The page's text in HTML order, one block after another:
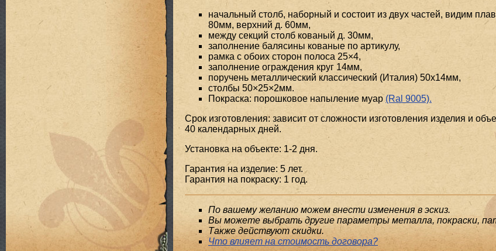
начальный столб, наборный и состоит из двух частей, видим
80мм, верхний д. 60мм,
между секций столб кованый д. 30мм,
заполнение балясины кованые по артикулу,
рамка с обоих сторон полоса 25×4,
заполнение ограждения круг 14мм,
поручень металлический классический (Италия) 50x14мм,
столбы 50×25×2мм.
Покраска: порошковое напыление муар (Ral 9005).
Срок изготовления: зависит от сложности изготовления изделия и
40 календарных дней.
Установка на объекте: 1-2 дня.
Гарантия на изделие: 5 лет.
Гарантия на покраску: 1 год.
По вашему желанию можем внести изменения в эскиз.
Вы можете выбрать другие параметры металла, покраски,
Также действуют скидки.
Что влияет на стоимость договора?